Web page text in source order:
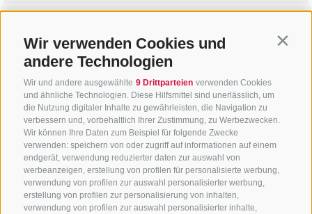
Wir verwenden Cookies und
andere Technologien
Wir und andere ausgewählte 9 Drittparteien verwenden Cookies
und ähnliche Technologien. Diese Hilfsmittel sind unerlässlich, um
die Nutzung digitaler Inhalte zu gewährleisten, die Navigation zu
verbessern und, vorbehaltlich Ihrer Zustimmung, zu Werbezwecken.
Wir können Ihre Daten zum Beispiel für folgende Zwecke
verwenden: speichern von oder zugriff auf informationen auf einem
endgerät, verwendung reduzierter daten zur auswahl von
werbeanzeigen, erstellung von profilen für personalisierte werbung,
verwendung von profilen zur auswahl personalisierter werbung,
erstellung von profilen zur personalisierung von inhalten,
verwendung von profilen zur auswahl personalisierter inhalte,
Zurück zur Übersicht